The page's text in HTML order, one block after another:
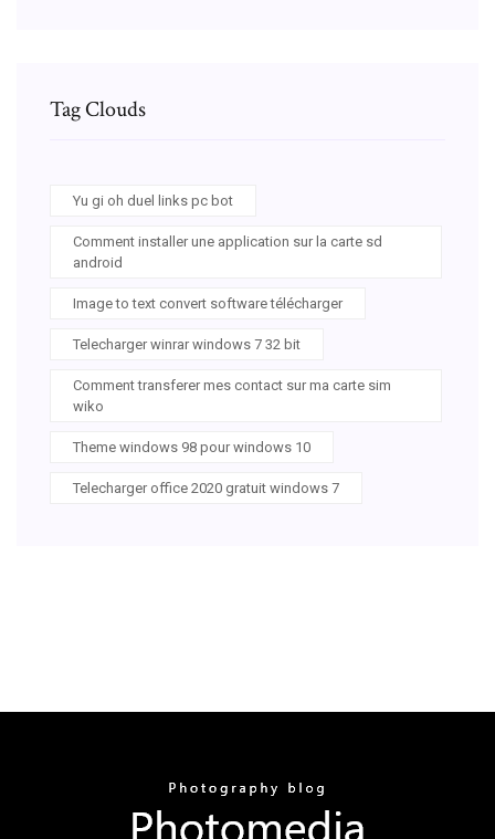
Tag Clouds
Yu gi oh duel links pc bot
Comment installer une application sur la carte sd
android
Image to text convert software télécharger
Telecharger winrar windows 7 32 bit
Comment transferer mes contact sur ma carte sim
wiko
Theme windows 98 pour windows 10
Telecharger office 2020 gratuit windows 7